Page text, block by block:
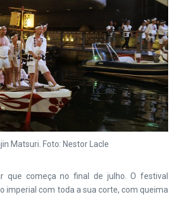
Matsuri. Foto: Nestor Lacle
que começa no final de julho. O festival
imperial com toda a sua corte, com queima